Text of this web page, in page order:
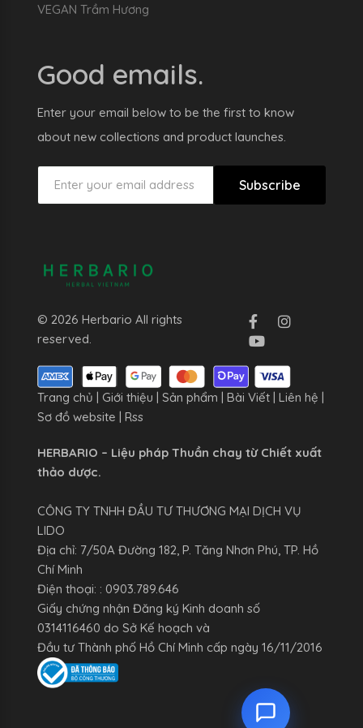
VEGAN Trầm Hương
Good emails.
Enter your email below to be the first to know
about new collections and product launches.
Subscribe
© 2026 Herbario All rights
reserved.
Trang chủ Giới thiệu Sản phẩm Bài Viết Liên hệ
Sơ đồ website
Rss
HERBARIO – Liệu pháp Thuần chay từ Chiết xuất
thảo dược.
CÔNG TY TNHH ĐẦU TƯ THƯƠNG MẠI DỊCH VỤ
LIDO
Địa chỉ: 7/50A Đường 182, P. Tăng Nhơn Phú, TP. Hồ
Chí Minh
Điện thoại: : 0903.789.646
Giấy chứng nhận Đăng ký Kinh doanh số
0314116460 do Sở Kế hoạch và
Đầu tư Thành phố Hồ Chí Minh cấp ngày 16/11/2016